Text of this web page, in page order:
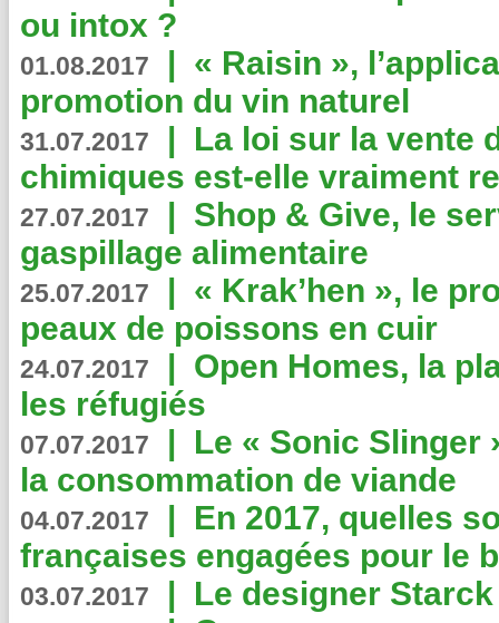
ou intox ?
01.08.2017 | « Raisin »,
promotion du vin naturel
31.07.2017 | La loi sur la vente
chimiques est-elle vraiment
27.07.2017 | Shop & Give, le
gaspillage alimentaire
25.07.2017 | « Krak’hen », le
peaux de poissons en cuir
24.07.2017 | Open Homes, la
les réfugiés
07.07.2017 | Le « Sonic Slinger
la consommation de viande
04.07.2017 | En 2017, quelles
françaises engagées pour le
03.07.2017 | Le designer